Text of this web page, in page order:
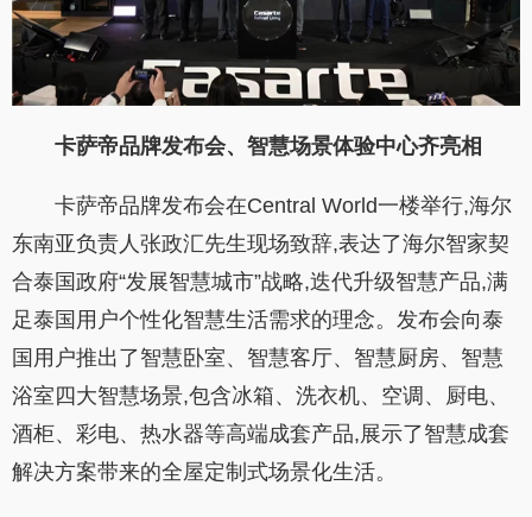
卡萨帝品牌发布会、智慧场景体验中心齐亮相
卡萨帝品牌发布会在Central World一楼举行,海尔
东南亚负责人张政汇先生现场致辞,表达了海尔智家契
合泰国政府“发展智慧城市”战略,迭代升级智慧产品,满
足泰国用户个性化智慧生活需求的理念。发布会向泰
国用户推出了智慧卧室、智慧客厅、智慧厨房、智慧
浴室四大智慧场景,包含冰箱、洗衣机、空调、厨电、
酒柜、彩电、热水器等高端成套产品,展示了智慧成套
解决方案带来的全屋定制式场景化生活。